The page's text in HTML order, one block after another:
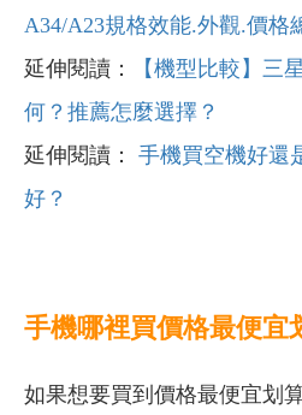
A34/A23規格效能.外觀.價格
延伸閱讀：
【機型比較】三
何？推薦怎麼選擇？
延伸閱讀： 手機買空機好還
好？
手機哪裡買價格最便宜
如果想要買到價格最便宜划